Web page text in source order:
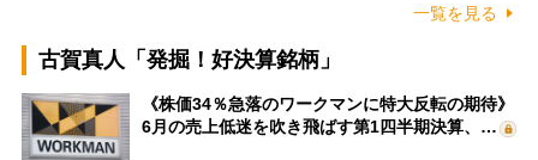
一覧を見る
古賀真人「発掘！好決算銘柄」
《株価34％急落のワークマンに特大反転の期待》
6月の売上低迷を吹き飛ばす第1四半期決算、…